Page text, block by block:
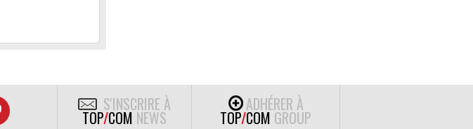
S'INSCRIRE À
TOP/COM NEWS
ADHÉRER À
TOP/COM GROUP